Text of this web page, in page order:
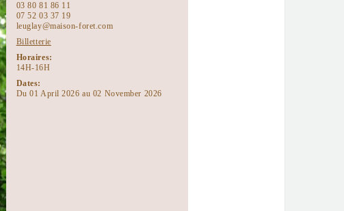
03 80 81 86 11
07 52 03 37 19
leuglay@maison-foret.com
Billetterie
Horaires:
14H-16H
Dates:
Du 01 April 2026 au 02 November 2026